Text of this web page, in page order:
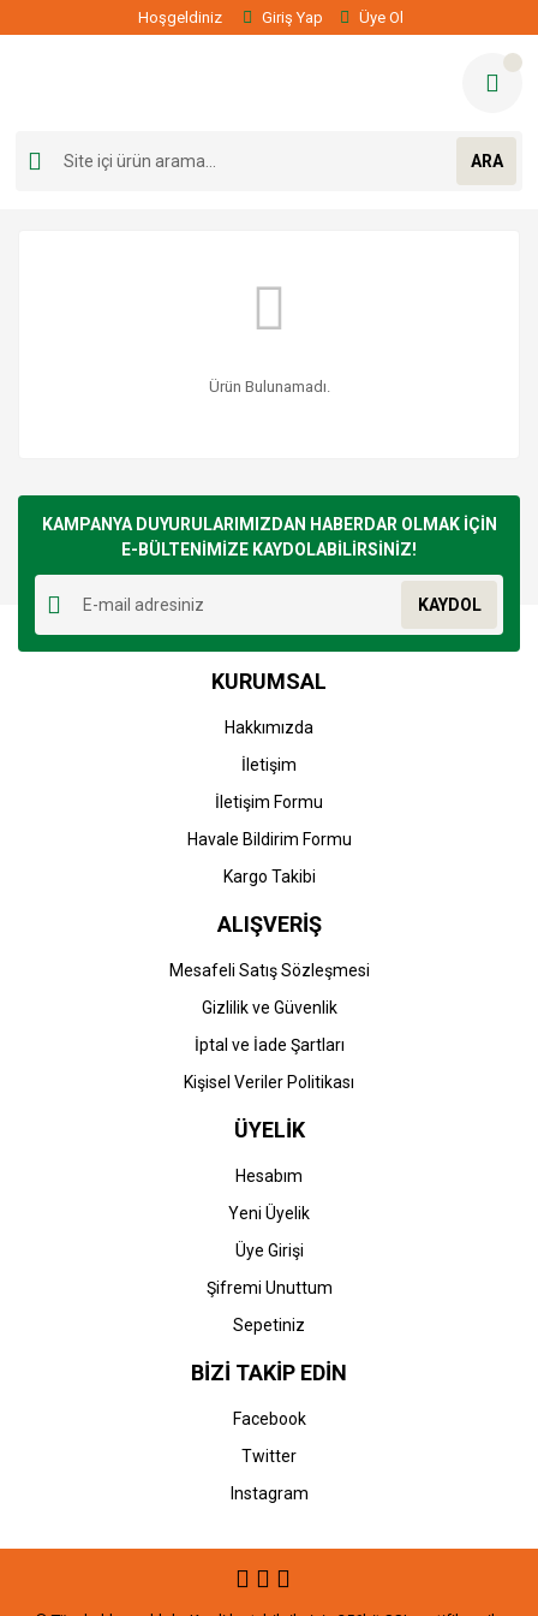
Hoşgeldiniz Giriş Yap Üye Ol
ARA
Ürün Bulunamadı.
KAMPANYA DUYURULARIMIZDAN HABERDAR OLMAK İÇİN
E-BÜLTENİMİZE KAYDOLABİLİRSİNİZ!
KAYDOL
KURUMSAL
Hakkımızda
İletişim
İletişim Formu
Havale Bildirim Formu
Kargo Takibi
ALIŞVERİŞ
Mesafeli Satış Sözleşmesi
Gizlilik ve Güvenlik
İptal ve İade Şartları
Kişisel Veriler Politikası
ÜYELİK
Hesabım
Yeni Üyelik
Üye Girişi
Şifremi Unuttum
Sepetiniz
BİZİ TAKİP EDİN
Facebook
Twitter
Instagram